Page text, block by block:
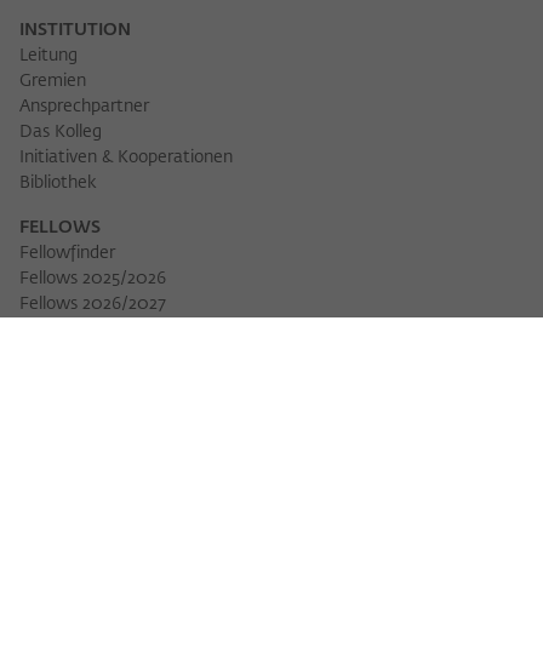
INSTITUTION
Leitung
Gremien
Ansprechpartner
Das Kolleg
Initiativen & Kooperationen
Bibliothek
FELLOWS
Fellowfinder
Fellows 2025/2026
Fellows 2026/2027